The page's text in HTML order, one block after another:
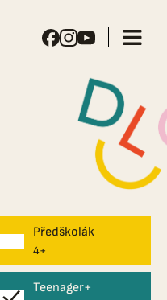
Předškolák
4+
Teenager+